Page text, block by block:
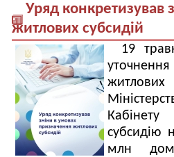
Уряд конкретизував
житлових субсидій
19
Кабінету
субсидію
млн